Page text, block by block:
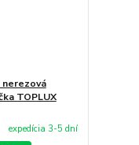
TOPLUX
expedícia 3-5 dní